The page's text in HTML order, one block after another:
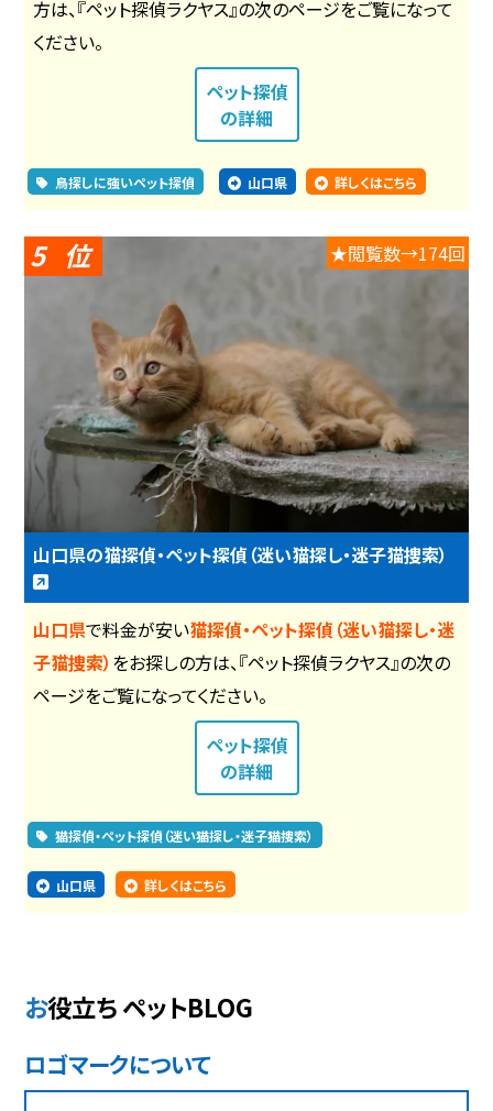
方は、『ペット探偵ラクヤス』の次のページをご覧になって
ください。
ペット探偵
の詳細
鳥探しに強いペット探偵 山口県 詳しくはこちら
5 ★閲覧数→174回
山口県の猫探偵・ペット探偵（迷い猫探し・迷子猫捜索）
山口県で料金が安い猫探偵・ペット探偵（迷い猫探し・迷
子猫捜索） をお探しの方は、『ペット探偵ラクヤス』の次の
ページをご覧になってください。
ペット探偵
の詳細
猫探偵・ペット探偵（迷い猫探し・迷子猫捜索）
山口県 詳しくはこちら
お役立ち ペットBLOG
ロゴマークについて